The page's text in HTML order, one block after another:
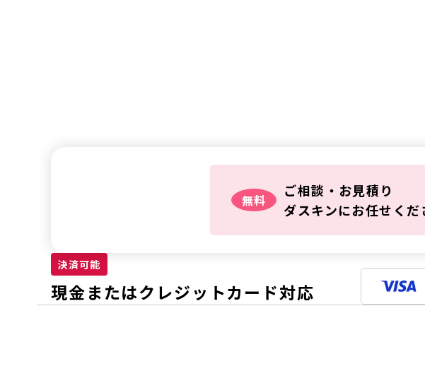
無料
ご相談・お見積り
ダスキンにお任せくだ
決済可能
現金またはクレジットカード対応